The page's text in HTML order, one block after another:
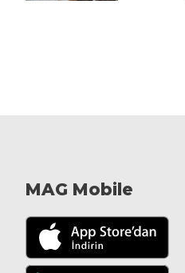
MAG Mobile